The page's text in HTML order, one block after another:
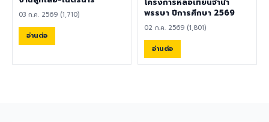
สำเนาใบปริญญาบัตร, เอกสาร
รับรองอื่น ๆ ที่เกี่ยวข้อง พร้อม
ทั้งวิดีโอแนะนำตัวสั้น ๆ (Short
Introduction Video) ได้ที่
03 ก.ค. 2569 (1,710)
อ่านต่อ
พรรษา ปีการศึกษา 2569
02 ก.ค. 2569 (1,801)
อ่านต่อ